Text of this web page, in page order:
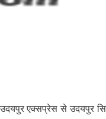
उदयपुर एक्सप्रेस से उदयपुर